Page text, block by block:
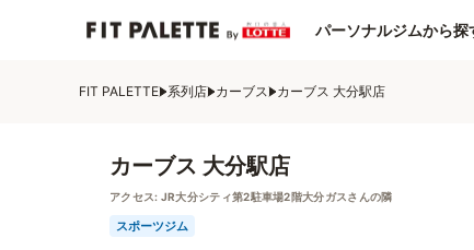
パーソナルジムから探
FIT PALETTE 系列店 カーブス カーブス 大分駅店
カーブス 大分駅店
アクセス: JR大分シティ第2駐車場2階大分ガスさんの隣
スポーツジム